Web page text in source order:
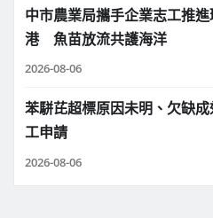
中市農業局攜手企業志工推
港 魚苗放流共護海洋
2026-08-06
苯駢芘超標原因未明、欠缺
工申請
2026-08-06